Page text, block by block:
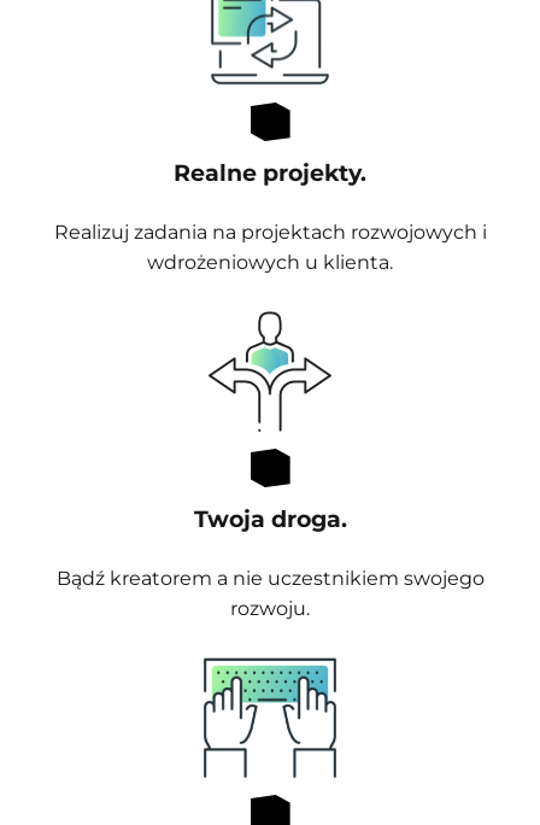
Realne projekty.
Realizuj zadania na projektach rozwojowych i
wdrożeniowych u klienta.
Twoja droga.
Bądź kreatorem a nie uczestnikiem swojego
rozwoju.